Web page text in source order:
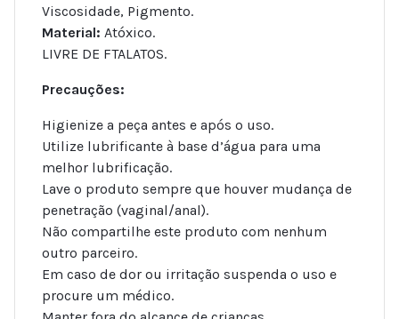
Viscosidade, Pigmento.
Material: Atóxico.
LIVRE DE FTALATOS.
Precauções:
Higienize a peça antes e após o uso.
Utilize lubrificante à base d’água para uma
melhor lubrificação.
Lave o produto sempre que houver mudança de
penetração (vaginal/anal).
Não compartilhe este produto com nenhum
outro parceiro.
Em caso de dor ou irritação suspenda o uso e
procure um médico.